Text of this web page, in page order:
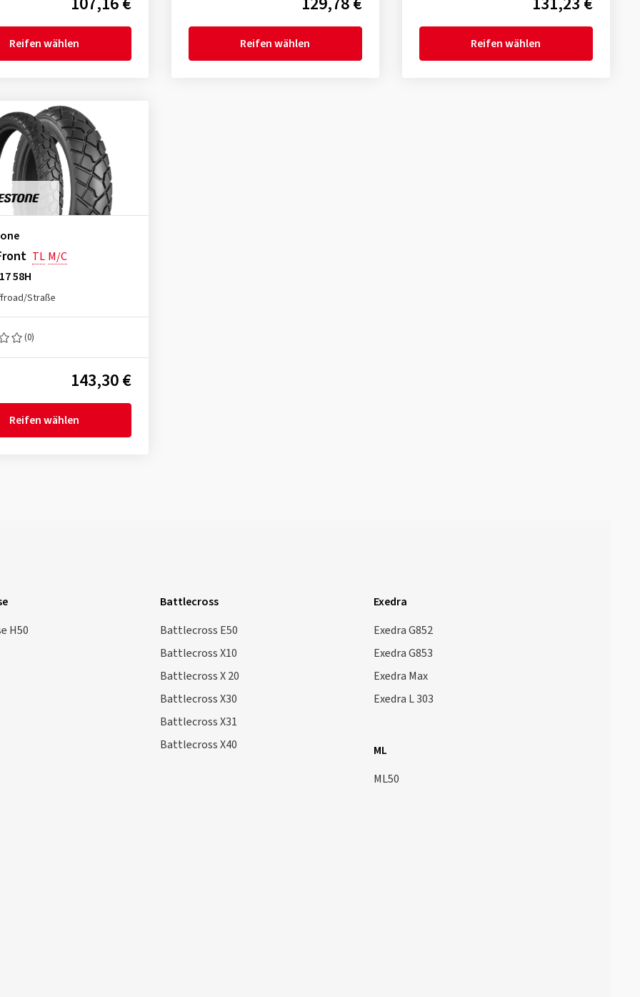
Reifen wählen Reifen wählen Reifen wählen
TL M/C
58H
Straße
(0)
143,30 €
Reifen wählen
H50
Battlecross
Battlecross E50
Battlecross X10
Battlecross X 20
Battlecross X30
Battlecross X31
Battlecross X40
Exedra
Exedra G852
Exedra G853
Exedra Max
Exedra L 303
ML
ML50